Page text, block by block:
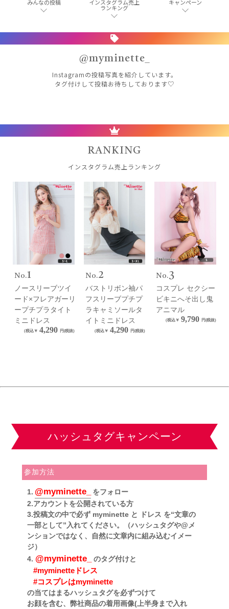
みんなの投稿
インスタグラム売上
ランキング
キャンペーン
@myminette_
Instagramの投稿写真を紹介しています。
タグ付けして投稿お待ちしております♡
RANKING
インスタグラム売上ランキング
1
ノースリーブツイ
ード×フレアガーリ
ープチプラタイト
ミニドレス
4,290
2
バストリボン袖パ
フスリーブプチプ
ラキャミソールタ
イトミニドレス
4,290
3
コスプレ セクシー
ビキニへそ出し鬼
アニマル
9,790
ハッシュタグキャンペーン
参加方法
1. @myminette_
をフォロー
2.アカウントを公開されている方
3.投稿文の中で必ず myminette と ドレス を“文章の
一部として”入れてください。（ハッシュタグや@メ
ンションではなく、自然に文章内に組み込むイメー
ジ）
4. @myminette_ のタグ付けと
#myminetteドレス
#コスプレはmyminette
の当てはまるハッシュタグを必ずつけて
お顔を含む、弊社商品の着用画像(上半身まで入れ